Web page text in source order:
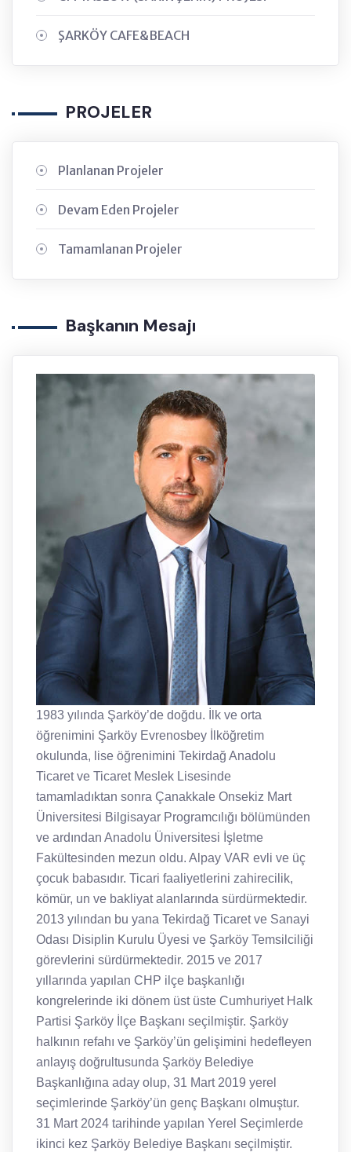
ŞARKÖY CAFE&BEACH
PROJELER
Planlanan Projeler
Devam Eden Projeler
Tamamlanan Projeler
Başkanın Mesajı
1983 yılında Şarköy’de doğdu. İlk ve orta
öğrenimini Şarköy Evrenosbey İlköğretim
okulunda, lise öğrenimini Tekirdağ Anadolu
Ticaret ve Ticaret Meslek Lisesinde
tamamladıktan sonra Çanakkale Onsekiz Mart
Üniversitesi Bilgisayar Programcılığı bölümünden
ve ardından Anadolu Üniversitesi İşletme
Fakültesinden mezun oldu. Alpay VAR evli ve üç
çocuk babasıdır. Ticari faaliyetlerini zahirecilik,
kömür, un ve bakliyat alanlarında sürdürmektedir.
2013 yılından bu yana Tekirdağ Ticaret ve Sanayi
Odası Disiplin Kurulu Üyesi ve Şarköy Temsilciliği
görevlerini sürdürmektedir. 2015 ve 2017
yıllarında yapılan CHP ilçe başkanlığı
kongrelerinde iki dönem üst üste Cumhuriyet Halk
Partisi Şarköy İlçe Başkanı seçilmiştir. Şarköy
halkının refahı ve Şarköy’ün gelişimini hedefleyen
anlayış doğrultusunda Şarköy Belediye
Başkanlığına aday olup, 31 Mart 2019 yerel
seçimlerinde Şarköy’ün genç Başkanı olmuştur.
31 Mart 2024 tarihinde yapılan Yerel Seçimlerde
ikinci kez Şarköy Belediye Başkanı seçilmiştir.